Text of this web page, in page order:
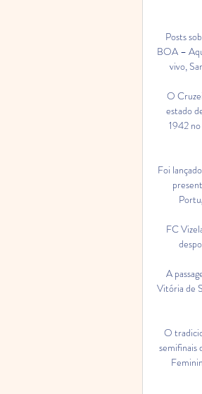
Posts
BOA –
vivo,
O
estado
1942
Foi
FC
A
Vitória de
O
semifinais